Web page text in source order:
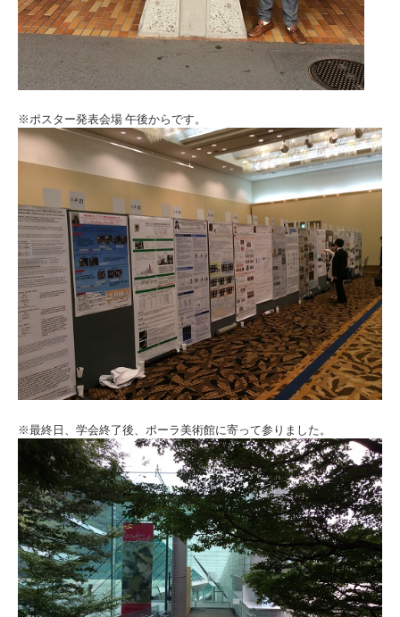
※ポスター発表会場 午後からです。
※最終日、学会終了後、ポーラ美術館に寄って参りました。